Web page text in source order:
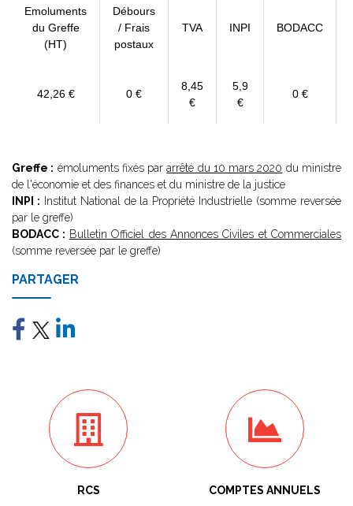
Emoluments
du Greffe
(HT)
Débours
/ Frais
postaux
TVA INPI BODACC
42,26 € 0 €
8,45
€
5,9
€
0 €
Greffe : émoluments fixés pararrêté du 10 mars 2020 du ministre
de l'économie et des finances et du ministre de la justice
INPI : Institut National de la Propriété Industrielle (somme reversée
par le greffe)
BODACC : Bulletin Officiel des Annonces Civiles et Commerciales
(somme reversée par le greffe)
PARTAGER
RCS COMPTES ANNUELS